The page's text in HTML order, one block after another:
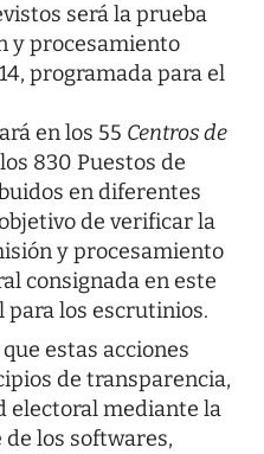
será la prueba
y procesamiento
programada para el
en los 55 Centros de
830 Puestos de
en diferentes
de verificar la
y procesamiento
consignada en este
los escrutinios.
estas acciones
de transparencia,
electoral mediante la
los softwares,